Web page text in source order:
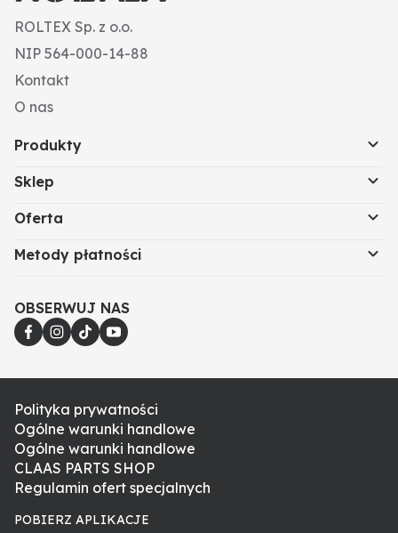
ROLTEX Sp. z o.o.
NIP 564-000-14-88
Kontakt
O nas
Produkty
Sklep
Oferta
Metody płatności
OBSERWUJ NAS
Polityka prywatności
Ogólne warunki handlowe
Ogólne warunki handlowe
CLAAS PARTS SHOP
Regulamin ofert specjalnych
POBIERZ APLIKACJE